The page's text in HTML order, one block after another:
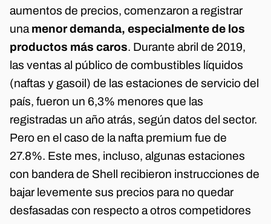
aumentos de precios, comenzaron a registrar
unamenor demanda, especialmente de los
productos más caros. Durante abril de 2019,
las ventas al público de combustibles líquidos
(naftas y gasoil) de las estaciones de servicio del
país, fueron un 6,3% menores que las
registradas un año atrás, según datos del sector.
Pero en el caso de la nafta premium fue de
27.8%. Este mes, incluso, algunas estaciones
con bandera de Shell recibieron instrucciones de
bajar levemente sus precios para no quedar
desfasadas con respecto a otros competidores